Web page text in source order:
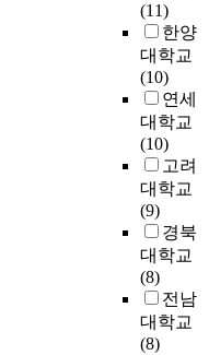
(11)
한양
대학교
(10)
연세
대학교
(10)
고려
대학교
(9)
경북
대학교
(8)
전남
대학교
(8)